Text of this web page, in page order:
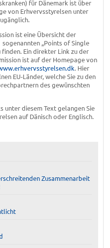
für Dänemark ist über
von Erhvervsstyrelsen unter
ist eine Übersicht der
„Points of Single
finden. Ein direkter Link zu der
ist auf der Homepage von
. Hier
EU-Länder, welche Sie zu den
des gewünschten
unter diesem Text gelangen Sie
auf Dänisch oder Englisch.
Zusammenarbeit